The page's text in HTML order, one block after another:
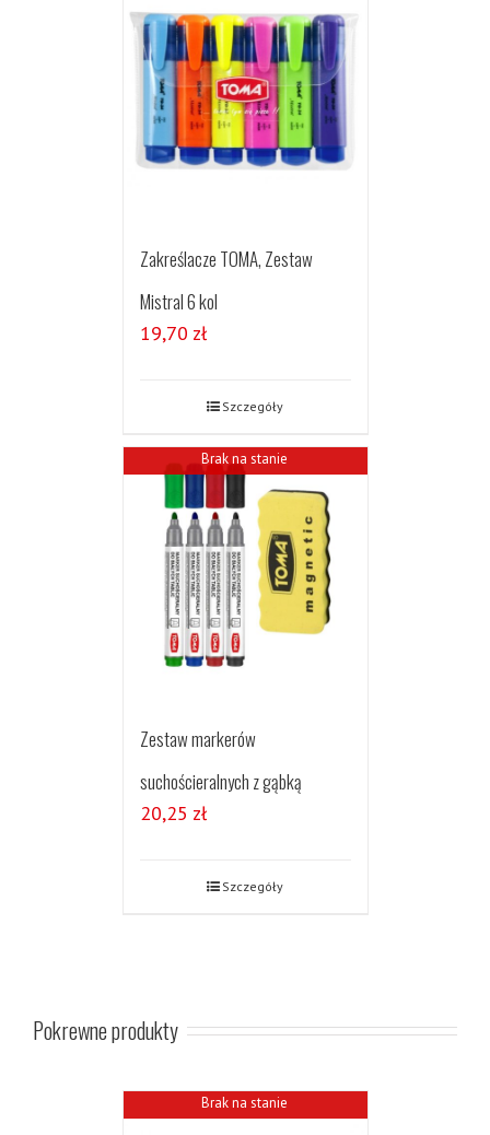
Zakreślacze TOMA, Zestaw
Mistral 6 kol
19,70 zł
Szczegóły
Brak na stanie
Zestaw markerów
suchościeralnych z gąbką
20,25 zł
Szczegóły
Pokrewne produkty
Brak na stanie